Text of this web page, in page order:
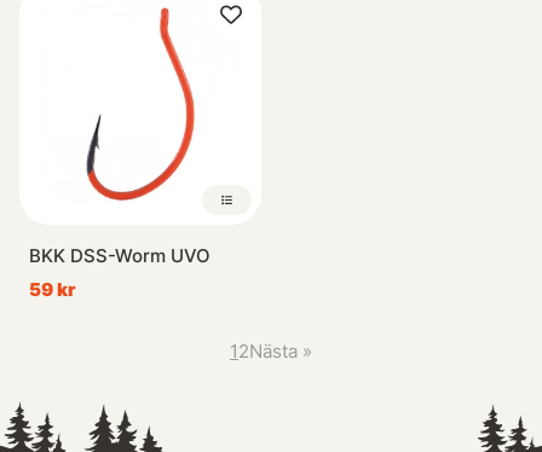
BKK DSS-Worm UVO
59 kr
12Nästa »